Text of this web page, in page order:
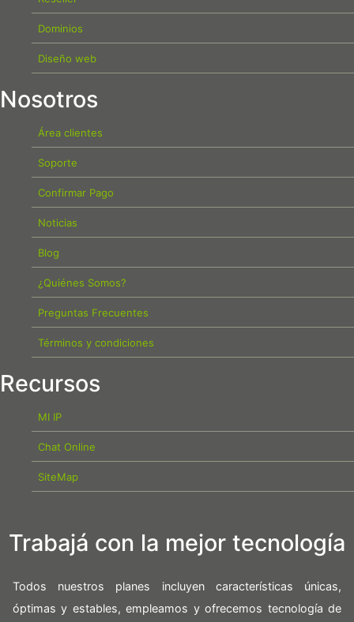
Dominios
Diseño web
Nosotros
Área clientes
Soporte
Confirmar Pago
Noticias
Blog
¿Quiénes Somos?
Preguntas Frecuentes
Términos y condiciones
Recursos
MI IP
Chat Online
SiteMap
Trabajá con la mejor tecnología
Todos nuestros planes incluyen características únicas,
óptimas y estables, empleamos y ofrecemos tecnología de